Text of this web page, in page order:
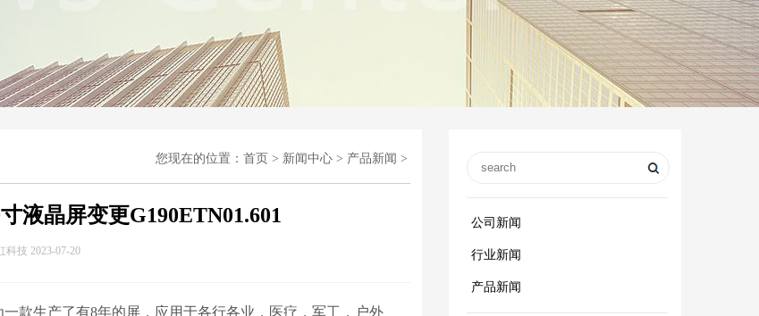
您现在的位置： 首页 > 新闻中心 > 产品新闻 >
液晶屏变更G190ETN01.601
科技 2023-07-20
款生产了有8年的屏，应用于各行各业，医疗，军工，户外
公司新闻
行业新闻
产品新闻